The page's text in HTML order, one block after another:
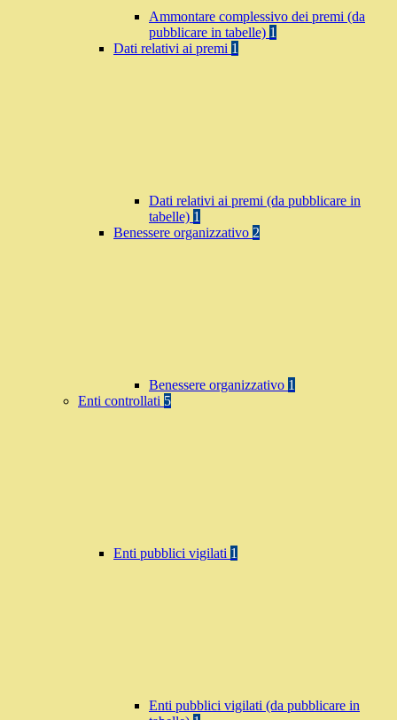
Ammontare complessivo dei premi (da
pubblicare in tabelle) 1
Dati relativi ai premi 1
Dati relativi ai premi (da pubblicare in
tabelle) 1
Benessere organizzativo 2
Benessere organizzativo 1
Enti controllati 5
Enti pubblici vigilati 1
Enti pubblici vigilati (da pubblicare in